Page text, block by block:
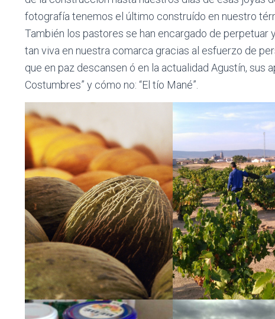
fotografía tenemos el último construído en nuestro
También los pastores se han encargado de perpetuar
tan viva en nuestra comarca gracias al esfuerzo de
que en paz descansen ó en la actualidad Agustín, sus
Costumbres” y cómo no: “El tío Mané”.